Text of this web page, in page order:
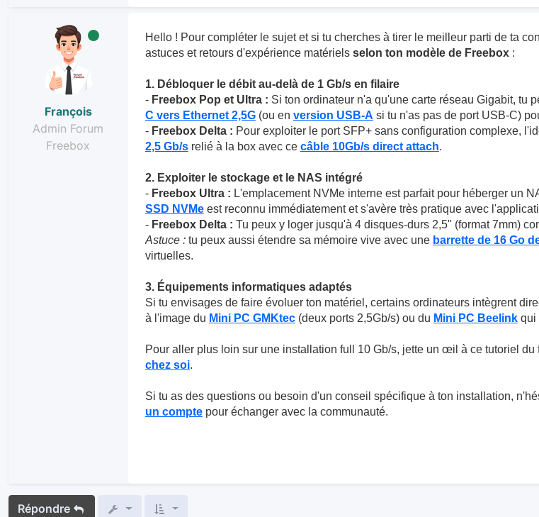
François
Admin Forum
Freebox
Hello ! Pour compléter le sujet et si tu cherches à tirer le meilleur parti de ta
astuces et retours d'expérience matériels selon ton modèle de Freebox:
1. Débloquer le débit au-delà de 1 Gb/s en filaire
- Freebox Pop et Ultra : Si ton ordinateur n'a qu'une carte réseau Gigabit, tu
C vers Ethernet 2,5G(ou en version USB-A si tu n'as pas de port USB-C)
- Freebox Delta : Pour exploiter le port SFP+ sans configuration complexe,
2,5 Gb/srelié à la box avec ce câble 10Gb/s direct attach.
2. Exploiter le stockage et le NAS intégré
- Freebox Ultra : L'emplacement NVMe interne est parfait pour héberger un
SSD NVMeest reconnu immédiatement et s'avère très pratique avec
- Freebox Delta : Tu peux y loger jusqu'à 4 disques-durs 2,5" (format 7mm)
Astuce :tu peux aussi étendre sa mémoire vive avec une barrette de 16 Go
virtuelles.
3. Équipements informatiques adaptés
Si tu envisages de faire évoluer ton matériel, certains ordinateurs intègrent
à l'image du Mini PC GMKtec(deux ports 2,5Gb/s) ou du Mini PC Beelinkqui
Pour aller plus loin sur une installation full 10 Gb/s, jette un œil à ce tutoriel du
chez soi.
Si tu as des questions ou besoin d'un conseil spécifique à ton installation,
un comptepour échanger avec la communauté.
Répondre